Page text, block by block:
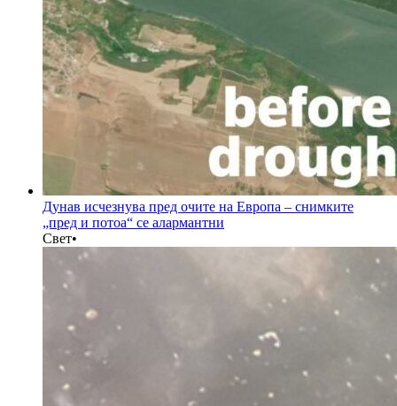
Дунав исчезнува пред очите на Европа – снимките
„пред и потоа“ се алармантни
Свет•